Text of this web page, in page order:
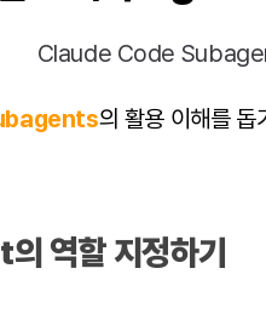
의 활용 이해를 돕
역할 지정하기